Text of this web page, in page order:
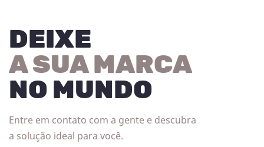
DEIXE
A SUA MARCA
NO MUNDO
Entre em contato com a gente e descubra
a solução ideal para você.